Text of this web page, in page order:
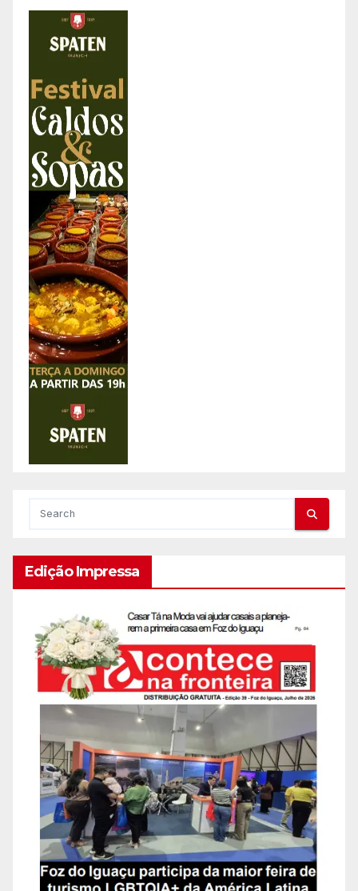
Edição Impressa